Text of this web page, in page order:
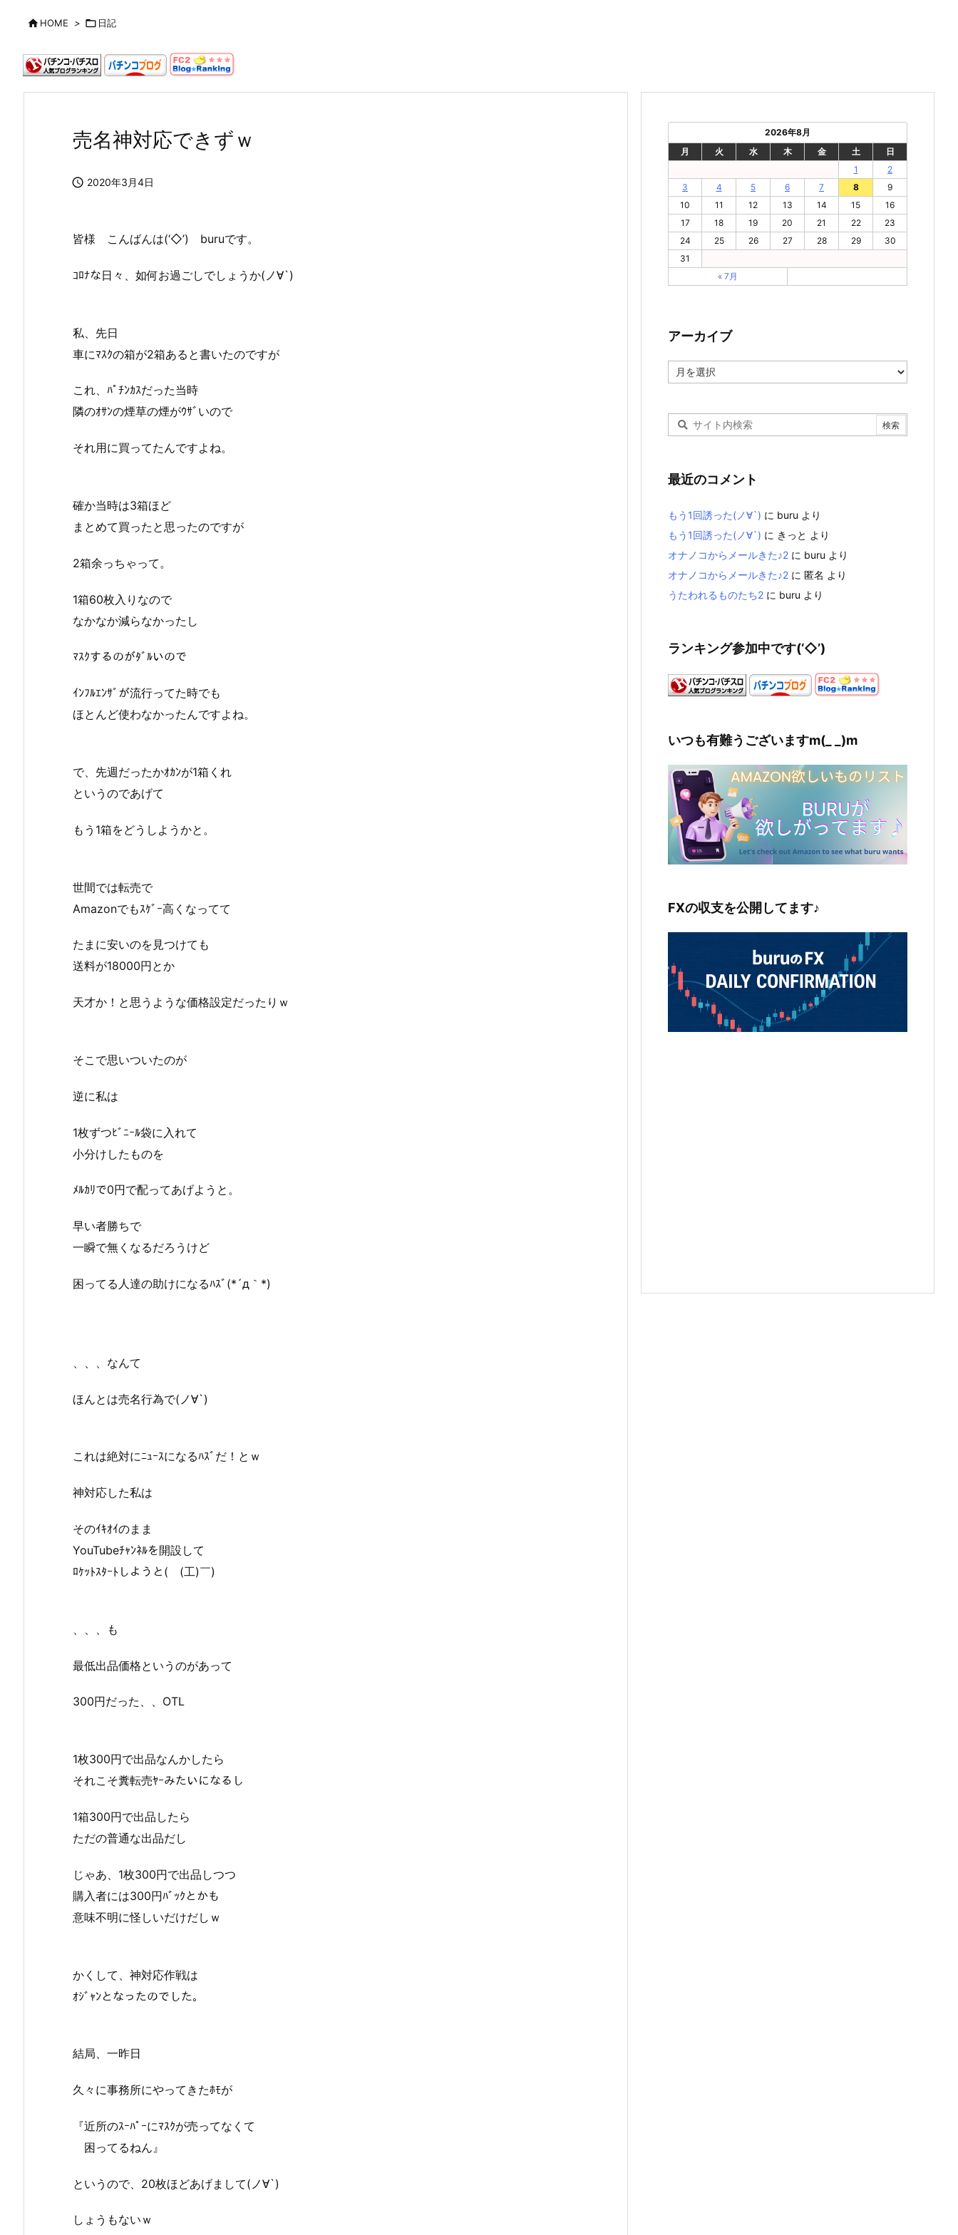
HOME >  日記
売名神対応できずｗ
 2020年3月4日
皆様 こんばんは(‘◇’)ゞburuです。
ｺﾛﾅな日々、如何お過ごしでしょうか(ノ∀`)
私、先日
車にﾏｽｸの箱が2箱あると書いたのですが
これ、ﾊﾟﾁﾝｶｽだった当時
隣のｵｻﾝの煙草の煙がｳｻﾞいので
それ用に買ってたんですよね。
確か当時は3箱ほど
まとめて買ったと思ったのですが
2箱余っちゃって。
1箱60枚入りなので
なかなか減らなかったし
ﾏｽｸするのがﾀﾞﾙいので
ｲﾝﾌﾙｴﾝｻﾞが流行ってた時でも
ほとんど使わなかったんですよね。
で、先週だったかｵｶﾝが1箱くれ
というのであげて
もう1箱をどうしようかと。
世間では転売で
Amazonでもｽｹﾞｰ高くなってて
たまに安いのを見つけても
送料が18000円とか
天才か！と思うような価格設定だったりｗ
そこで思いついたのが
逆に私は
1枚ずつﾋﾞﾆｰﾙ袋に入れて
小分けしたものを
ﾒﾙｶﾘで0円で配ってあげようと。
早い者勝ちで
一瞬で無くなるだろうけど
困ってる人達の助けになるﾊｽﾞ(*´д｀*)
、、、なんて
ほんとは売名行為で(ノ∀`)
これは絶対にﾆｭｰｽになるﾊｽﾞだ！とｗ
神対応した私は
そのｲｷｵｲのまま
YouTubeﾁｬﾝﾈﾙを開設して
ﾛｹｯﾄｽﾀｰﾄしようと(￣(工)￣)
、、、も
最低出品価格というのがあって
300円だった、、OTL
1枚300円で出品なんかしたら
それこそ糞転売ﾔｰみたいになるし
1箱300円で出品したら
ただの普通な出品だし
じゃあ、1枚300円で出品しつつ
購入者には300円ﾊﾞｯｸとかも
意味不明に怪しいだけだしｗ
かくして、神対応作戦は
ｵｼﾞｬﾝとなったのでした。
結局、一昨日
久々に事務所にやってきたﾎﾓが
『近所のｽｰﾊﾟｰにﾏｽｸが売ってなくて
困ってるねん』
というので、20枚ほどあげまして(ノ∀`)
しょうもないｗ
2026年8月
月
火 水 木 金 土
日
1
2
3
4 5 6 7 8
9
10
11 12 13 14 15
16
17
18 19 20 21 22
23
24
25 26 27 28 29
30
31
« 7月
アーカイブ
ー
最近のコメント
もう1回誘った(ノ∀`) に buru より
もう1回誘った(ノ∀`) に きっと より
オナノコからメールきた♪2 に buru より
オナノコからメールきた♪2 に 匿名 より
うたわれるものたち2 に buru より
ランキング参加中です(‘◇’)ゞ
いつも有難うございますm(_ _)m
FXの収支を公開してます♪